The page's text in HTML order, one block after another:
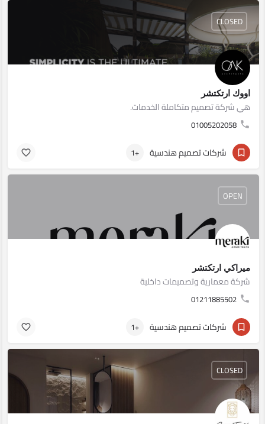
اووك ارتكتشر
هي شركة تصميم متكاملة الخدمات.
01005202058
CLOSED
شركات تصميم هندسية +1
ميراكي ارتكتشر
شركة معمارية وتصميمات داخلية
01211885502
OPEN
شركات تصميم هندسية +1
CLOSED